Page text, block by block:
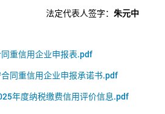
法定代表人签字： 朱元中
重信用企业申报表.pdf
同重信用企业申报承诺书.pdf
年度纳税缴费信用评价信息.pdf